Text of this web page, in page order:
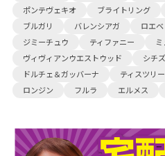
ポンテヴェキオ
ブライトリング
ブルガリ
バレンシアガ ロエベ
ジミーチュウ
ティファニー
ヴィヴィアンウエストウッド
シチ
ドルチェ＆ガッバーナ
ティスツリー
ロンジン
フルラ エルメス